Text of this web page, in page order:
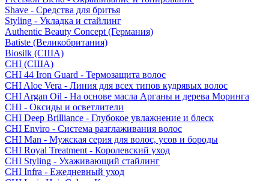
Shave - Средства для бритья
Styling - Укладка и стайлинг
Authentic Beauty Concept (Германия)
Batiste (Великобритания)
Biosilk (США)
CHI (США)
CHI 44 Iron Guard - Термозащита волос
CHI Aloe Vera - Линия для всех типов кудрявых волос
CHI Argan Oil - На основе масла Арганы и дерева Моринга
CHI - Оксиды и осветлители
CHI Deep Brilliance - Глубокое увлажнение и блеск
CHI Enviro - Система разглаживания волос
CHI Man - Мужская серия для волос, усов и бороды
CHI Royal Treatment - Королевский уход
CHI Styling - Ухаживающий стайлинг
CHI Infra - Ежедневный уход